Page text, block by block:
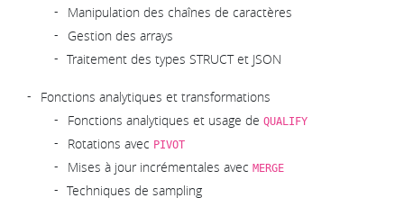
Manipulation des chaînes de caractères
Gestion des arrays
Traitement des types STRUCT et JSON
Fonctions analytiques et transformations
Fonctions analytiques et usage de QUALIFY
Rotations avec PIVOT
Mises à jour incrémentales avec MERGE
Techniques de sampling